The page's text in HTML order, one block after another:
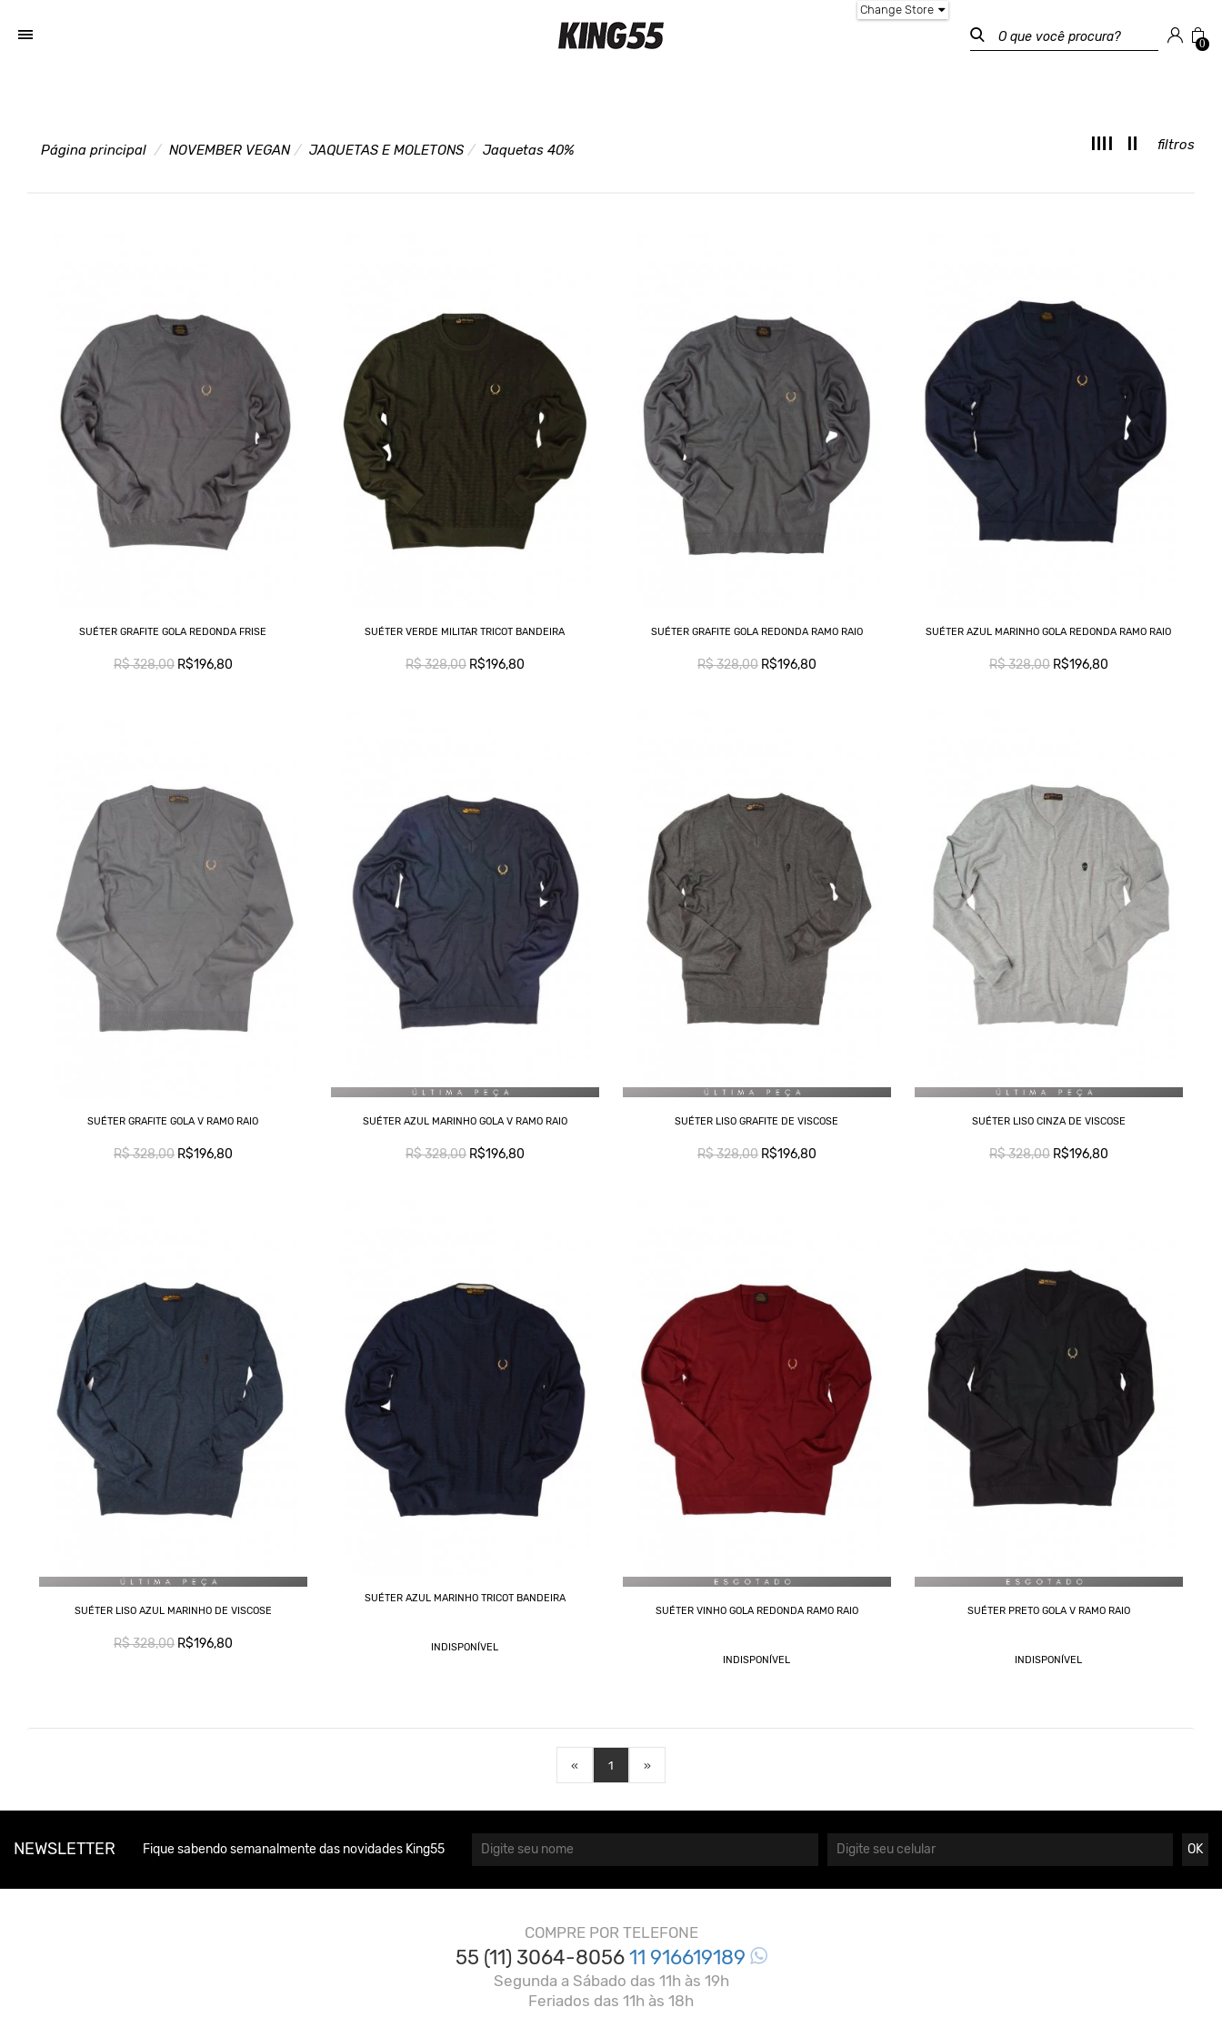
Change Store
0
Página principal NOVEMBER VEGAN JAQUETAS E MOLETONS Jaquetas 40% filtros
SUÉTER GRAFITE GOLA REDONDA FRISE
R$ 328,00R$196,80
SUÉTER VERDE MILITAR TRICOT BANDEIRA
R$ 328,00R$196,80
SUÉTER GRAFITE GOLA REDONDA RAMO RAIO
R$ 328,00R$196,80
SUÉTER AZUL MARINHO GOLA REDONDA RAMO RAIO
R$ 328,00R$196,80
SUÉTER GRAFITE GOLA V RAMO RAIO
R$ 328,00R$196,80
SUÉTER AZUL MARINHO GOLA V RAMO RAIO
R$ 328,00R$196,80
SUÉTER LISO GRAFITE DE VISCOSE
R$ 328,00R$196,80
SUÉTER LISO CINZA DE VISCOSE
R$ 328,00R$196,80
SUÉTER LISO AZUL MARINHO DE VISCOSE
R$ 328,00R$196,80
SUÉTER AZUL MARINHO TRICOT BANDEIRA
INDISPONÍVEL
SUÉTER VINHO GOLA REDONDA RAMO RAIO
INDISPONÍVEL
SUÉTER PRETO GOLA V RAMO RAIO
INDISPONÍVEL
« 1 »
NEWSLETTER Fique sabendo semanalmente das novidades King55 OK
COMPRE POR TELEFONE
55 (11) 3064-805611 916619189
Segunda a Sábado das 11h às 19h
Feriados das 11h às 18h